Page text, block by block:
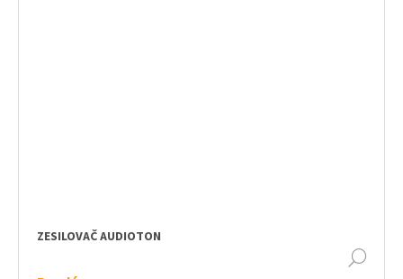
ZESILOVAČ AUDIOTON